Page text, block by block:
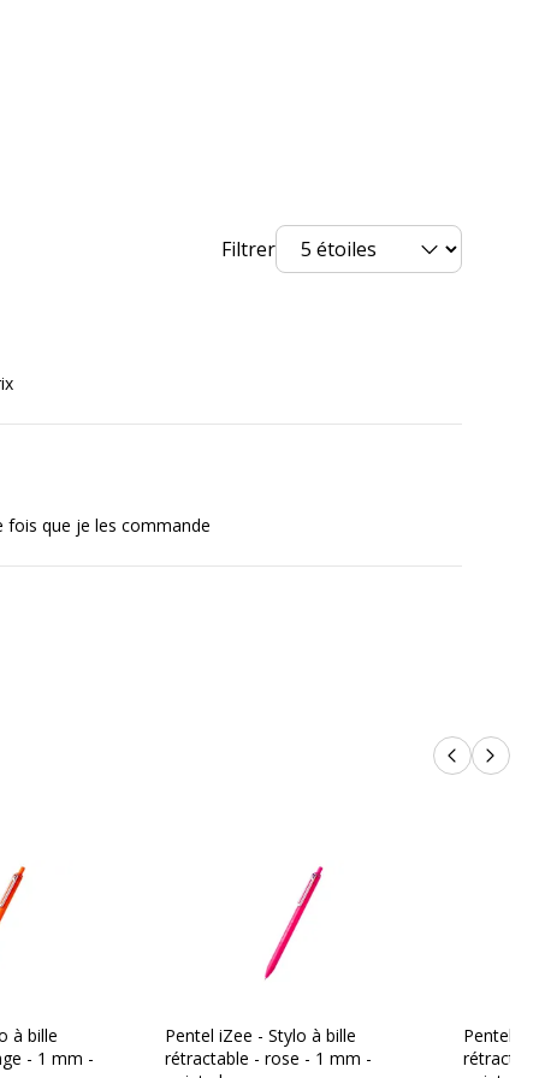
Filtrer
fois que je les commande
Produits
à bille
- 1 mm -
Pentel iZee - Stylo à bille
rétractable - rose - 1 mm -
Pentel